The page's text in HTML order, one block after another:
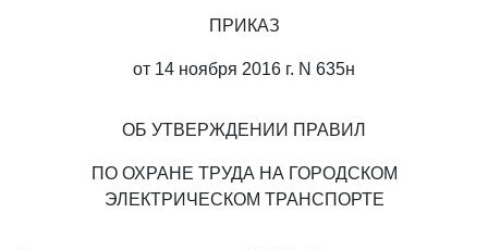
ПРИКАЗ
от 14 ноября 2016 г. N 635н
ОБ УТВЕРЖДЕНИИ ПРАВИЛ
ПО ОХРАНЕ ТРУДА НА ГОРОДСКОМ
ЭЛЕКТРИЧЕСКОМ ТРАНСПОРТЕ